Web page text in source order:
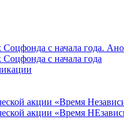
с начала года.
с начала года
акции «Время
акции «Время